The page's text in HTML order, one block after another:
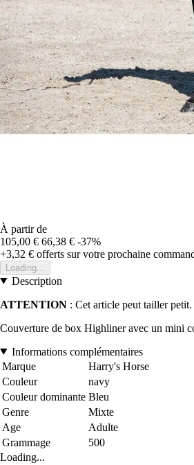
À partir de
105,00 € 66,38 € -37%
+3,32 € offerts sur votre prochaine
Loading...
Description
ATTENTION : Cet article peut tailler
Couverture de box Highliner avec un mini
Informations complémentaires
Marque
Harry's Horse
Couleur
navy
Couleur dominante Bleu
Genre
Mixte
Age
Adulte
Grammage
500
Loading...